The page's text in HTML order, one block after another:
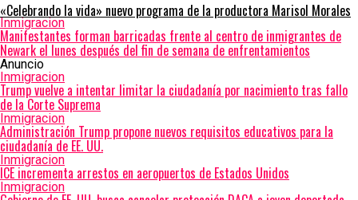
«Celebrando la vida» nuevo programa de la productora Marisol Morales
Inmigracion
Manifestantes forman barricadas frente al centro de inmigrantes de
Newark el lunes después del fin de semana de enfrentamientos
Anuncio
Inmigracion
Trump vuelve a intentar limitar la ciudadanía por nacimiento tras fallo
de la Corte Suprema
Inmigracion
Administración Trump propone nuevos requisitos educativos para la
ciudadanía de EE. UU.
Inmigracion
ICE incrementa arrestos en aeropuertos de Estados Unidos
Inmigracion